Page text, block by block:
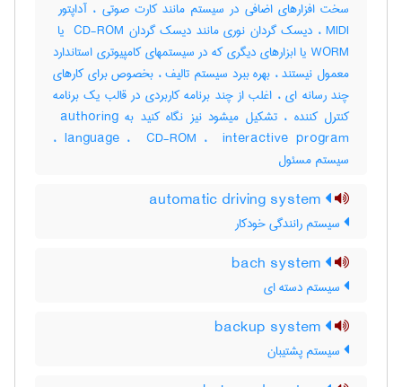
WORM یا ابزارهای دیگری که در سیستمهای کامپیوتری استاندارد
معمول نیستند ، بهره ببرد سیستم تالیف ، بخصوص برای کارهای
چند رسانه ای ، اغلب از چند برنامه کاربردی در قالب یک برنامه
کنترل کننده ، تشکیل میشود نیز نگاه کنید به ‎ authoring
language ، ‎ CD-ROM ، ‎ interactive program ،
سیستم مسئول
سیستم رانندگی خودکار
سیستم دسته ای
سیستم پشتیبان